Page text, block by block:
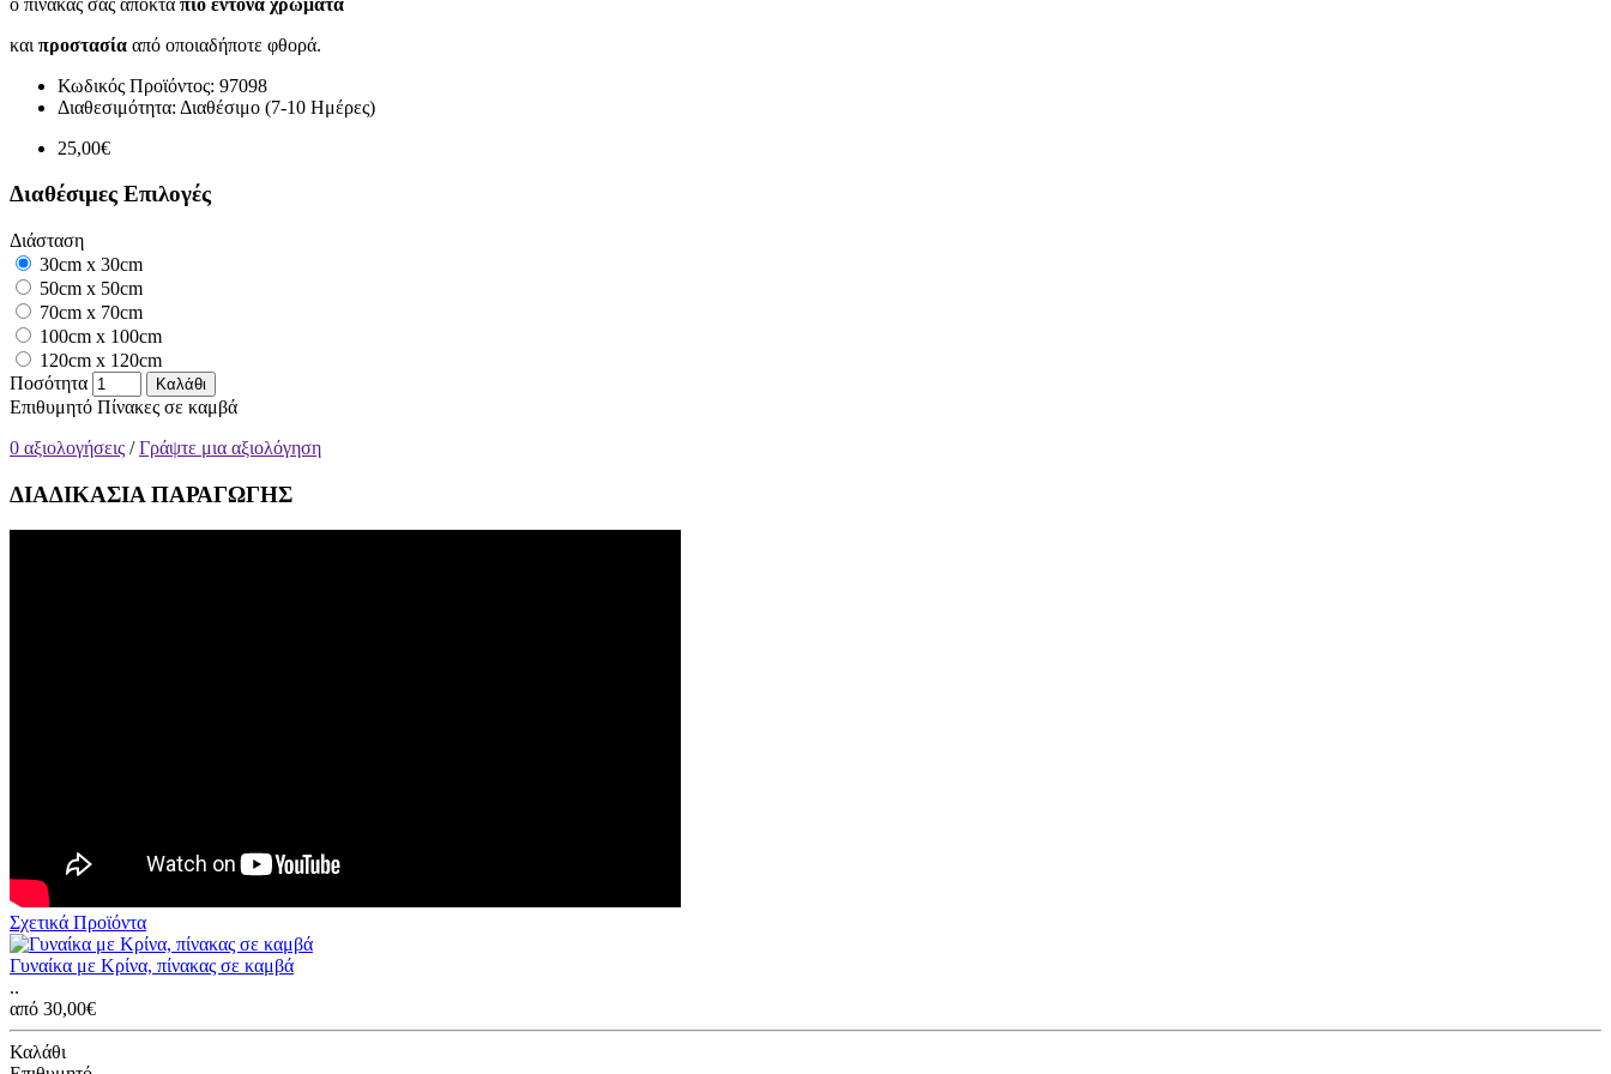
και προστασία από οποιαδήποτε φθορά.
Κωδικός Προϊόντος: 97098
Διαθεσιμότητα: Διαθέσιμο (7-10 Ημέρες)
25,00€
Διαθέσιμες Επιλογές
Διάσταση
30cm x 30cm
50cm x 50cm
70cm x 70cm
100cm x 100cm
120cm x 120cm
Ποσότητα
Καλάθι
Επιθυμητό Πίνακες σε καμβά
0 αξιολογήσεις /Γράψτε μια αξιολόγηση
ΔΙΑΔΙΚΑΣΙΑ ΠΑΡΑΓΩΓΗΣ
Σχετικά Προϊόντα
Γυναίκα με Κρίνα, πίνακας σε καμβά
..
από 30,00€
Καλάθι